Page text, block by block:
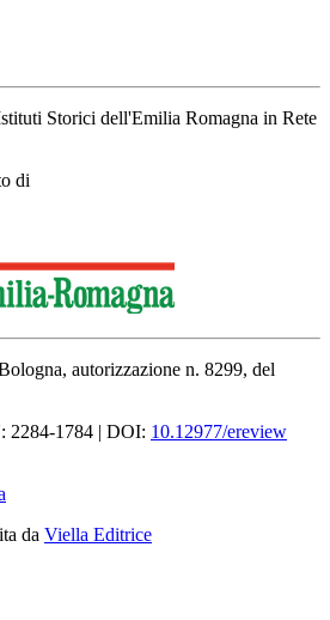
Storici dell'Emilia Romagna in Rete
di
autorizzazione n. 8299, del
2284-1784 | DOI: 10.12977/ereview
da Viella Editrice